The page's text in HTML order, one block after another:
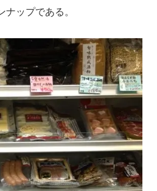
ップである。